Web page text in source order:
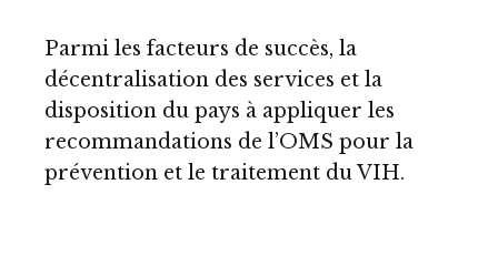
Parmi les facteurs de succès, la
décentralisation des services et la
disposition du pays à appliquer les
recommandations de l’OMS pour la
prévention et le traitement du VIH.